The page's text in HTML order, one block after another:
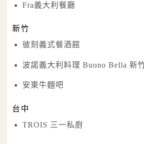
Fra義大利餐廳
新竹
彼刻義式餐酒館
波諾義大利料理 Buono Bella 新
安東牛麵吧
台中
TROIS 三一私廚